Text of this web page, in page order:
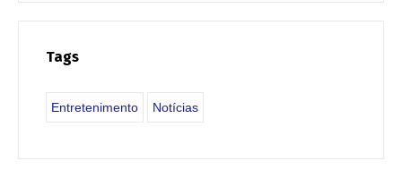
Tags
Entretenimento Notícias